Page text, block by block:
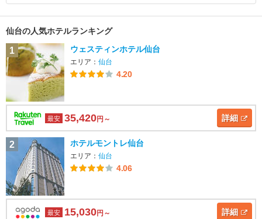
仙台の人気ホテルランキング
1 ウェスティンホテル仙台
エリア： 仙台
4.20
最安 35,420円～ 詳細
2 ホテルモントレ仙台
エリア： 仙台
4.06
最安 15,030円～ 詳細